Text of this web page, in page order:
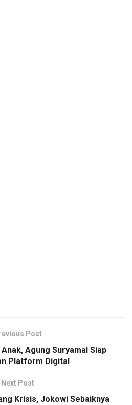
Post
Agung Suryamal Siap
Platform Digital
Next Post
Krisis, Jokowi Sebaiknya